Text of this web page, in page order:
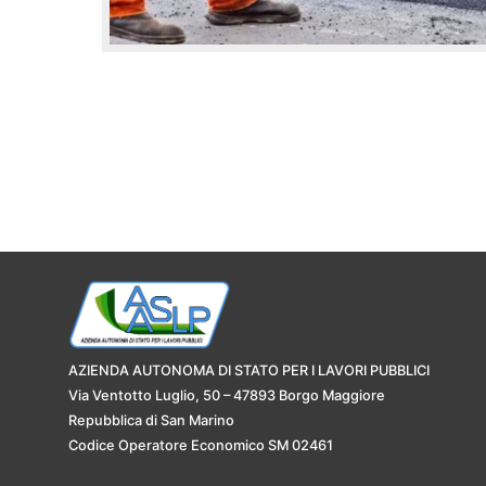
AZIENDA AUTONOMA DI STATO PER I LAVORI PUBBLICI
Via Ventotto Luglio, 50 – 47893 Borgo Maggiore
Repubblica di San Marino
Codice Operatore Economico SM 02461